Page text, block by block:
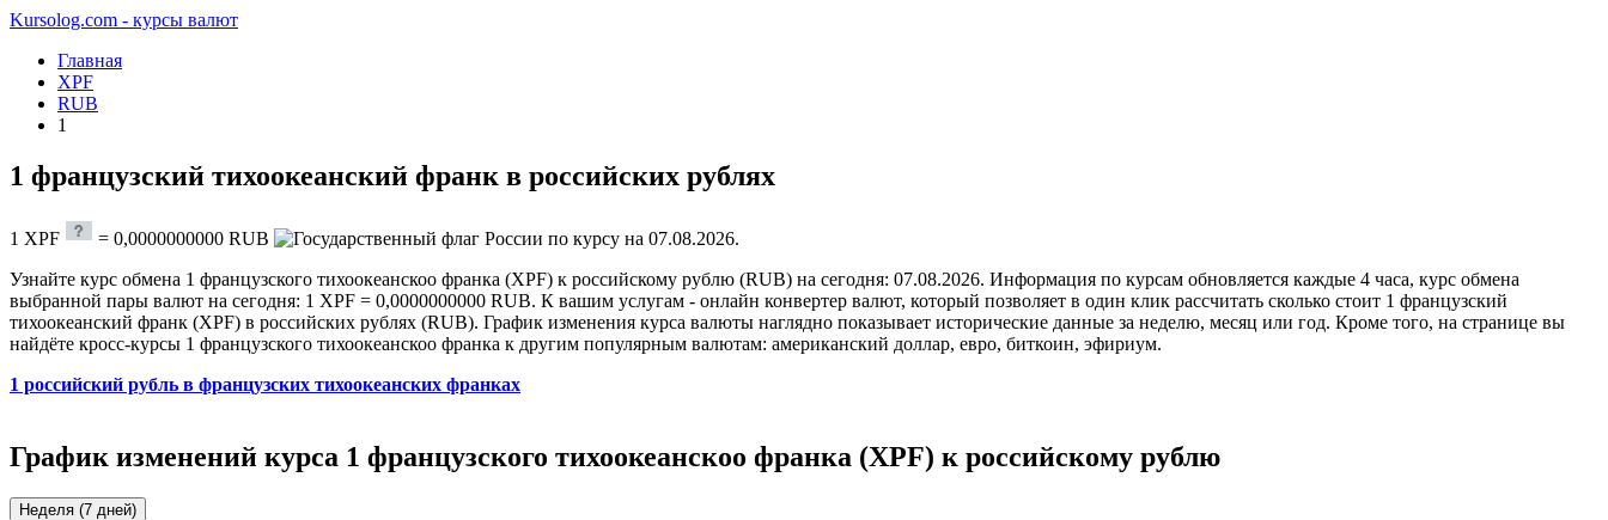
Kursolog.com - курсы валют
Главная
XPF
RUB
1
1 французский тихоокеанский франк в российских рублях
1 XPF = 0,0000000000 RUB по курсу на 07.08.2026.
Узнайте курс обмена 1 французского тихоокеанскоо франка (XPF) к российскому рублю (RUB) на сегодня: 07.08.2026. Информация по курсам обновляется каждые 4 часа, курс обмена
выбранной пары валют на сегодня: 1 XPF = 0,0000000000 RUB. К вашим услугам - онлайн конвертер валют, который позволяет в один клик рассчитать сколько стоит 1 французский
тихоокеанский франк (XPF) в российских рублях (RUB). График изменения курса валюты наглядно показывает исторические данные за неделю, месяц или год. Кроме того, на странице вы
найдёте кросс-курсы 1 французского тихоокеанскоо франка к другим популярным валютам: американский доллар, евро, биткоин, эфириум.
1 российский рубль в французских тихоокеанских франках
График изменений курса 1 французского тихоокеанскоо франка (XPF) к российскому рублю
Неделя (7 дней)